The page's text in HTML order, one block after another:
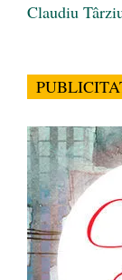
Claudiu